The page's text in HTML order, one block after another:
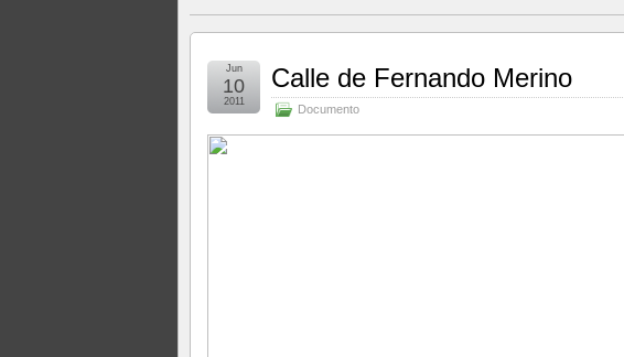
Calle de Fernando Merino
Documento
Jun
10
2011